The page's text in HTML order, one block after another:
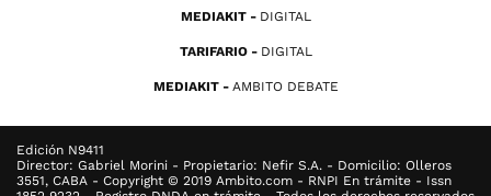
MEDIAKIT DIGITAL
TARIFARIO DIGITAL
MEDIAKIT AMBITO DEBATE
Edición N9411
Director: Gabriel Morini - Propietario: Nefir S.A. - Domicilio: Olleros
3551, CABA - Copyright © 2019 Ambito.com - RNPI En trámite - Issn